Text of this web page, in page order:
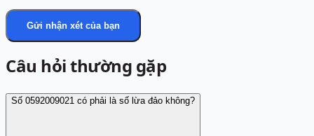
Gửi nhận xét của bạn
Câu hỏi thường gặp
Số 0592009021 có phải là số lừa đảo không?